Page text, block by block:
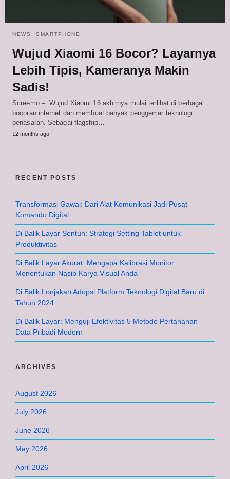
NEWS SMARTPHONE
Wujud Xiaomi 16 Bocor? Layarnya
Lebih Tipis, Kameranya Makin
Sadis!
Screemo – Wujud Xiaomi 16 akhirnya mulai terlihat di berbagai
bocoran internet dan membuat banyak penggemar teknologi
penasaran. Sebagai flagship…
12 months ago
RECENT POSTS
Transformasi Gawai: Dari Alat Komunikasi Jadi Pusat
Komando Digital
Di Balik Layar Sentuh: Strategi Setting Tablet untuk
Produktivitas
Di Balik Layar Akurat: Mengapa Kalibrasi Monitor
Menentukan Nasib Karya Visual Anda
Di Balik Lonjakan Adopsi Platform Teknologi Digital Baru di
Tahun 2024
Di Balik Layar: Menguji Efektivitas 5 Metode Pertahanan
Data Pribadi Modern
ARCHIVES
August 2026
July 2026
June 2026
May 2026
April 2026